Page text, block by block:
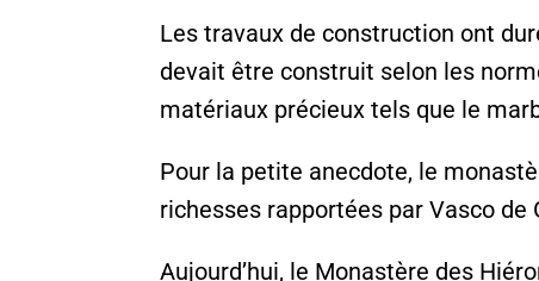
Les travaux de construction ont
devait être construit selon les
matériaux précieux tels que le
Pour la petite anecdote, le
richesses rapportées par Vasco de
Aujourd’hui, le Monastère des